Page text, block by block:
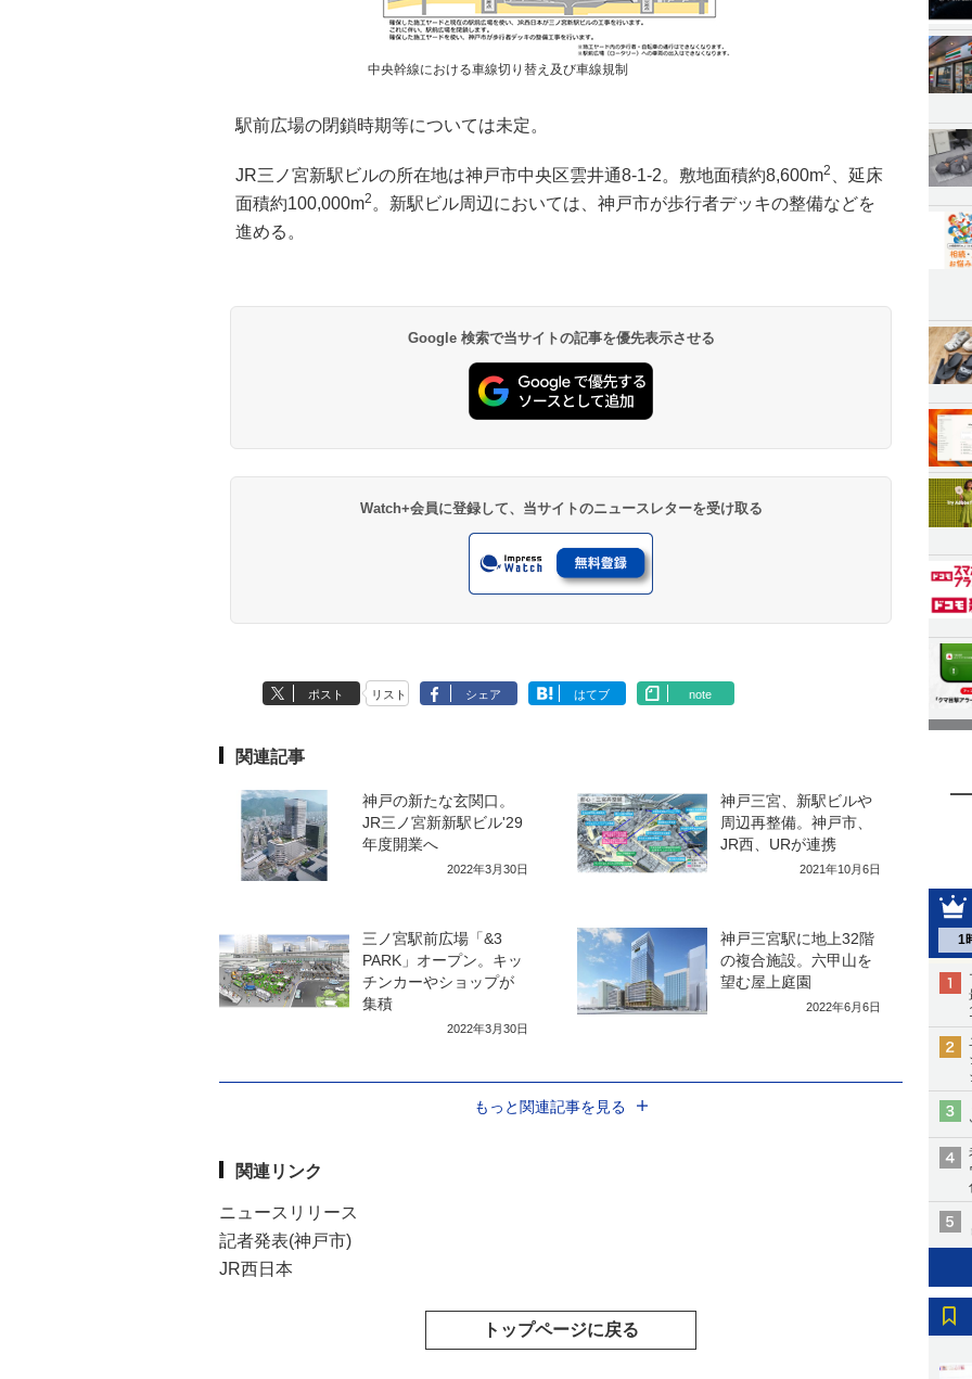
1
中央幹線における車線切り替え及び車線規制
駅前広場の閉鎖時期等については未定。
JR三ノ宮新駅ビルの所在地は神戸市中央区雲井通8-1-2。敷地面積約8,600m2
、延床
面積約100,000m2 。新駅ビル周辺においては、神戸市が歩行者デッキの整備などを
進める。
Google 検索で当サイトの記事を優先表示させる
Watch+会員に登録して、当サイトのニュースレターを受け取る
ポスト リスト シェア はてブ note
関連記事
神戸の新たな玄関口。
JR三ノ宮新新駅ビル'29
年度開業へ
2022年3月30日
神戸三宮、新駅ビルや
周辺再整備。神戸市、
JR西、URが連携
2021年10月6日
三ノ宮駅前広場「&3
PARK」オープン。キッ
チンカーやショップが
集積
2022年3月30日
神戸三宮駅に地上32階
の複合施設。六甲山を
望む屋上庭園
2022年6月6日
もっと関連記事を見る
関連リンク
ニュースリリース
記者発表(神戸市)
JR西日本
トップページに戻る